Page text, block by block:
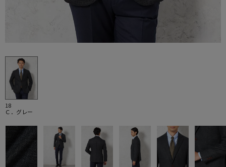
18
Ｃ．グレー